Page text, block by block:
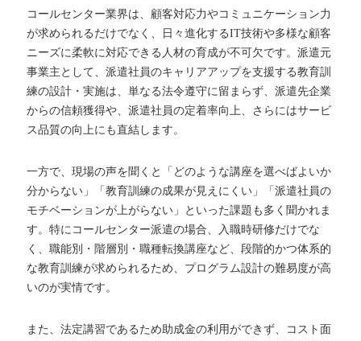
コールセンター業界は、顧客対応力やコミュニケーション力
が求められるだけでなく、日々進化するIT技術や多様な顧客
ニーズに柔軟に対応できる人材の育成が不可欠です。派遣元
事業主として、派遣社員のキャリアアップを支援する教育訓
練の設計・実施は、単なる法令遵守に留まらず、派遣先企業
からの信頼獲得や、派遣社員の定着率向上、さらにはサービ
ス品質の向上にも直結します。
一方で、現場の声を聞くと「どのような講座を選べばよいか
分からない」「教育訓練の成果が見えにくい」「派遣社員の
モチベーションが上がらない」といった課題も多く聞かれま
す。特にコールセンター派遣の場合、入職時研修だけでな
く、職能別・階層別・職種転換講座など、段階的かつ体系的
な教育訓練が求められるため、プログラム設計の難易度が高
いのが実情です。
また、法定講習であるため助成金の利用ができず、コスト面